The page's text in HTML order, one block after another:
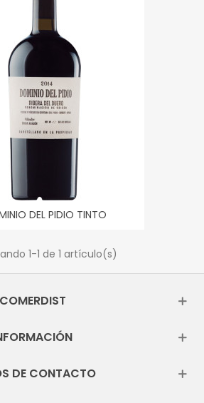
DEL PIDIO TINTO
1-1 de 1 artículo(s)
COMERDIST
DE CONTACTO